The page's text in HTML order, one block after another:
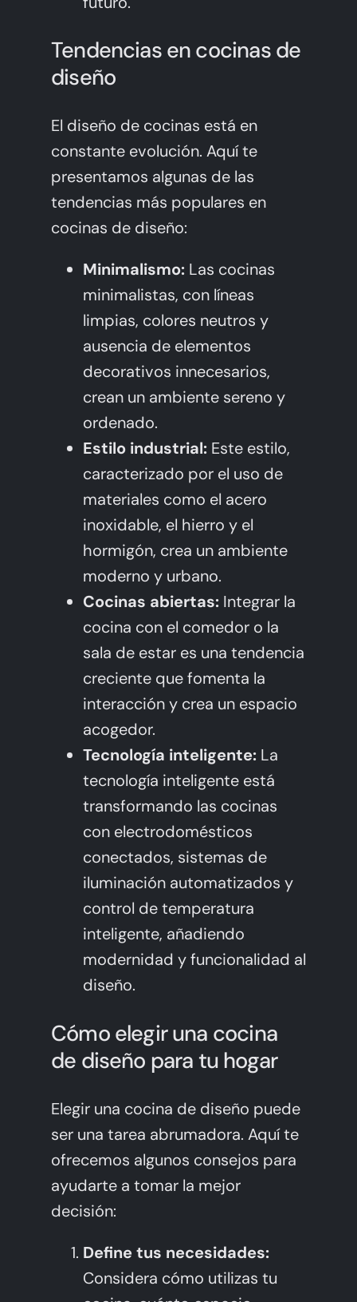
Tendencias en cocinas de
diseño
El diseño de cocinas está en
constante evolución. Aquí te
presentamos algunas de las
tendencias más populares en
cocinas de diseño:
Minimalismo:Las cocinas
minimalistas, con líneas
limpias, colores neutros y
ausencia de elementos
decorativos innecesarios,
crean un ambiente sereno y
ordenado.
Estilo industrial:Este estilo,
caracterizado por el uso de
materiales como el acero
inoxidable, el hierro y el
hormigón, crea un ambiente
moderno y urbano.
Cocinas abiertas:Integrar la
cocina con el comedor o la
sala de estar es una tendencia
creciente que fomenta la
interacción y crea un espacio
acogedor.
Tecnología inteligente:La
tecnología inteligente está
transformando las cocinas
con electrodomésticos
conectados, sistemas de
iluminación automatizados y
control de temperatura
inteligente, añadiendo
modernidad y funcionalidad al
diseño.
Cómo elegir una cocina
de diseño para tu hogar
Elegir una cocina de diseño puede
ser una tarea abrumadora. Aquí te
ofrecemos algunos consejos para
ayudarte a tomar la mejor
decisión:
Define tus necesidades:
Considera cómo utilizas tu